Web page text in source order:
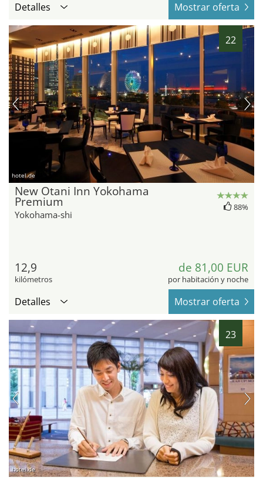
Detalles Mostrar oferta
22
hotel.de
New Otani Inn Yokohama
Premium
Yokohama-shi
88%
12,9
kilómetros
de 81,00 EUR
por habitación y noche
Detalles Mostrar oferta
23
hotel.de